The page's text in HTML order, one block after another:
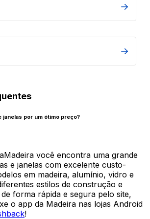
janelas por um ótimo preço?
você encontra uma grande
e janelas com excelente custo-
em madeira, alumínio, vidro e
estilos de construção e
forma rápida e segura pelo site,
o app da Madeira nas lojas Android
!